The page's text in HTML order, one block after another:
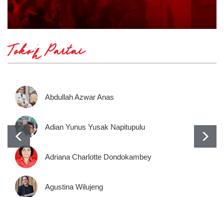
Tokoh Partai
Abdullah Azwar Anas
Adian Yunus Yusak Napitupulu
Adriana Charlotte Dondokambey
Agustina Wilujeng